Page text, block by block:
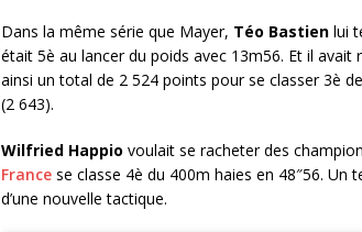
Dans la même série que Mayer, Téo Bastien lui
était 5è au lancer du poids avec 13m56. Et il
ainsi un total de 2 524 points pour se classer 3è
(2 643).
Wilfried Happio voulait se racheter des
France se classe 4è du 400m haies en 48″56. Un
d’une nouvelle tactique.